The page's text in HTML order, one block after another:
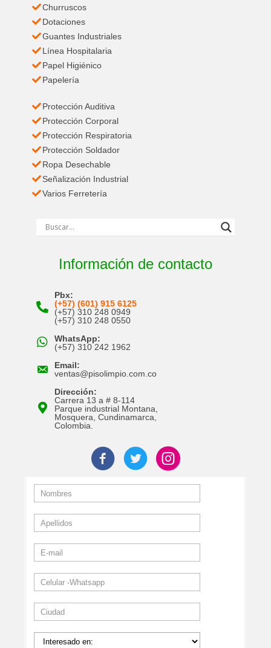
Churruscos
Dotaciones
Guantes Industriales
Línea Hospitalaria
Papel Higiénico
Papelería
Protección Auditiva
Protección Corporal
Protección Respiratoria
Protección Soldador
Ropa Desechable
Señalización Industrial
Varios Ferretería
Información de contacto
Pbx:
(+57) (601) 915 6125
(+57) 310 248 0949
(+57) 310 248 0550
WhatsApp:
(+57) 310 242 1962
Email:
ventas@pisolimpio.com.co
Dirección:
Carrera 13 a # 8-114
Parque industrial Montana,
Mosquera, Cundinamarca,
Colombia.